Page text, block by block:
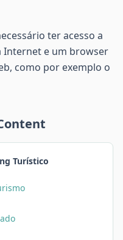
ter acesso a
Internet e um browser
como por exemplo o
Turístico